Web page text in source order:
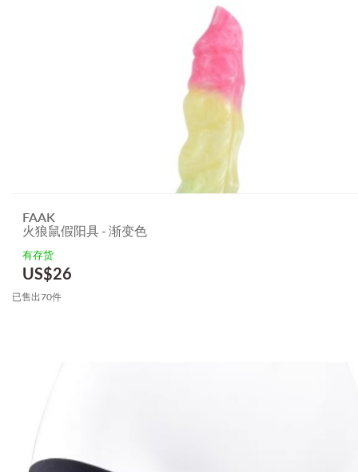
FAAK
火狼鼠假阳具 - 渐变色
有存货
US$26
已售出70件